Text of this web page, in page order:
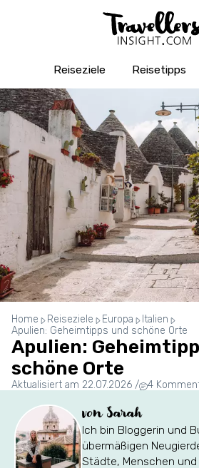
Reiseziele Reisetipps
Home Reiseziele Europa
Italien
Apulien: Geheimtipps und schöne Orte
Apulien:
schöne Orte
Aktualisiert am 22.07.2026/ 4
von Sarah
Ich bin Bloggerin und
übermäßigen
Städte, Menschen